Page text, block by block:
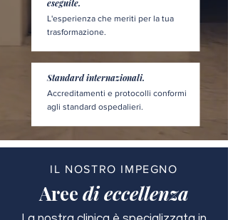
eseguite.
L'esperienza che meriti per la tua
trasformazione.
Standard internazionali.
Accreditamenti e protocolli conformi
agli standard ospedalieri.
IL NOSTRO IMPEGNO
Aree di eccellenza